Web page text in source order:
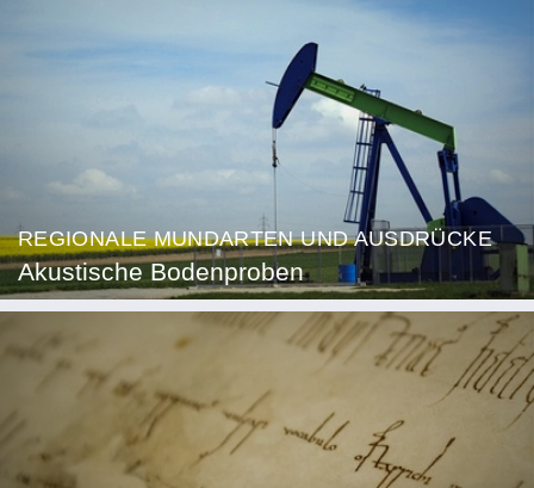
REGIONALE MUNDARTEN UND AUSDRÜCKE
Akustische Bodenproben